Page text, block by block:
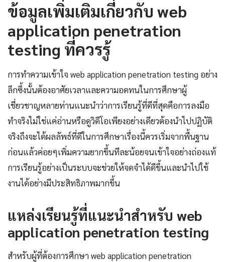
ข้อมูลเพิ่มเติมเกี่ยวกับ web
application penetration
testing ที่ควรรู้
การทำความเข้าใจ web application penetration testing อย่าง
ลึกซึ้งนั้นต้องอาศัยเวลาและความอดทนในการศึกษาผู้
เชี่ยวชาญหลายท่านแนะนำว่าการเรียนรู้ที่ดีที่สุดคือการลงมือ
ทำจริงไม่ใช่แค่อ่านหรือดูวิดีโอเพียงอย่างเดียวต้องนำไปปฏิบัติ
จริงถึงจะได้ผลลัพธ์ที่ดีในการศึกษาเรื่องนี้ควรเริ่มจากพื้นฐาน
ก่อนแล้วค่อยๆเพิ่มความยากขึ้นทีละน้อยจนเข้าใจอย่างถ่องแท้
การเรียนรู้อย่างเป็นระบบจะช่วยให้จดจำได้ดีขึ้นและนำไปใช้
งานได้อย่างมีประสิทธิภาพมากขึ้น
แหล่งเรียนรู้ที่แนะนำสำหรับ web
application penetration testing
สำหรับผู้ที่ต้องการศึกษา web application penetration